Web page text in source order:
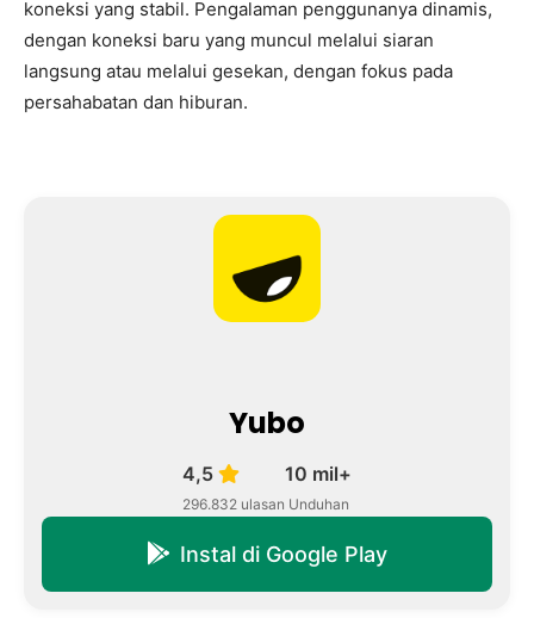
koneksi yang stabil. Pengalaman penggunanya dinamis,
dengan koneksi baru yang muncul melalui siaran
langsung atau melalui gesekan, dengan fokus pada
persahabatan dan hiburan.
Yubo
4,5
296.832 ulasan
10 mil+
Unduhan
Instal di Google Play